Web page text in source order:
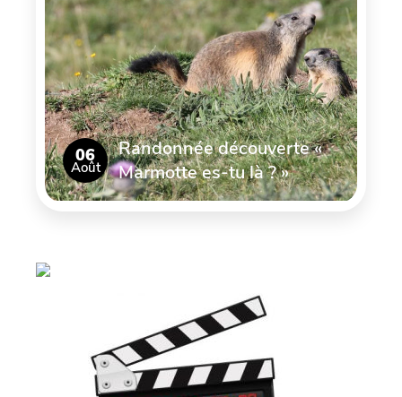
06
Août
Randonnée découverte «
Marmotte es-tu là ? »